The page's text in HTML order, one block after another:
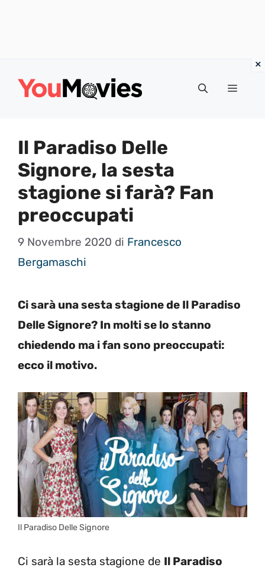
Menu
Il Paradiso Delle
Signore, la sesta
stagione si farà? Fan
preoccupati
9 Novembre 2020 di Francesco
Bergamaschi
Ci sarà una sesta stagione de Il Paradiso
Delle Signore? In molti se lo stanno
chiedendo ma i fan sono preoccupati:
ecco il motivo.
Il Paradiso Delle Signore
Ci sarà la sesta stagione de Il Paradiso